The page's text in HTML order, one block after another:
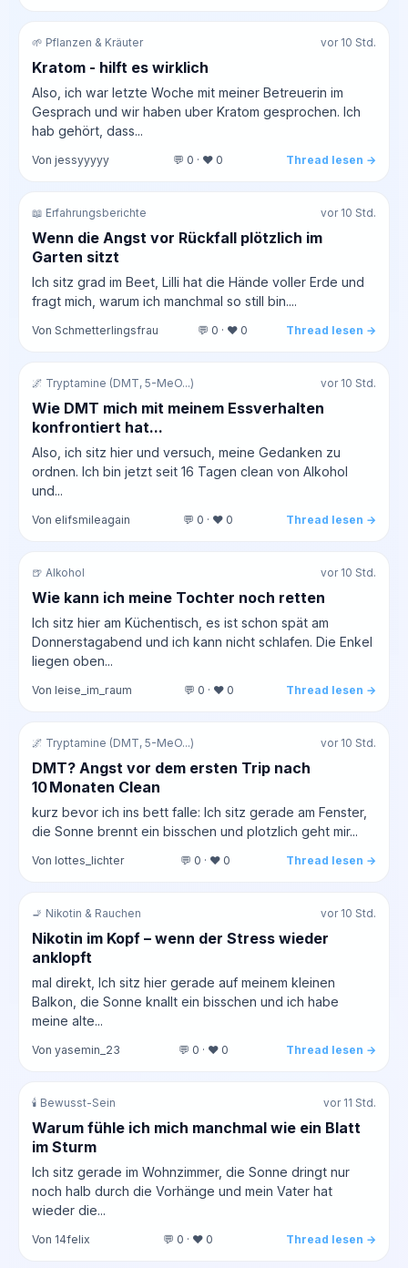
🌱 Pflanzen & Kräuter vor 10 Std.
Kratom - hilft es wirklich
Also, ich war letzte Woche mit meiner Betreuerin im
Gesprach und wir haben uber Kratom gesprochen. Ich
hab gehört, dass...
Von jessyyyyy 💬 0 · ❤️ 0 Thread lesen →
📖 Erfahrungsberichte vor 10 Std.
Wenn die Angst vor Rückfall plötzlich im
Garten sitzt
Ich sitz grad im Beet, Lilli hat die Hände voller Erde und
fragt mich, warum ich manchmal so still bin....
Von Schmetterlingsfrau 💬 0 · ❤️ 0 Thread lesen →
🌌 Tryptamine (DMT, 5-MeO...) vor 10 Std.
Wie DMT mich mit meinem Essverhalten
konfrontiert hat...
Also, ich sitz hier und versuch, meine Gedanken zu
ordnen. Ich bin jetzt seit 16 Tagen clean von Alkohol
und...
Von elifsmileagain 💬 0 · ❤️ 0 Thread lesen →
🍺 Alkohol vor 10 Std.
Wie kann ich meine Tochter noch retten
Ich sitz hier am Küchentisch, es ist schon spät am
Donnerstagabend und ich kann nicht schlafen. Die Enkel
liegen oben...
Von leise_im_raum 💬 0 · ❤️ 0 Thread lesen →
🌌 Tryptamine (DMT, 5-MeO...) vor 10 Std.
DMT? Angst vor dem ersten Trip nach
10 Monaten Clean
kurz bevor ich ins bett falle: Ich sitz gerade am Fenster,
die Sonne brennt ein bisschen und plotzlich geht mir...
Von lottes_lichter 💬 0 · ❤️ 0 Thread lesen →
🚬 Nikotin & Rauchen vor 10 Std.
Nikotin im Kopf – wenn der Stress wieder
anklopft
mal direkt, Ich sitz hier gerade auf meinem kleinen
Balkon, die Sonne knallt ein bisschen und ich habe
meine alte...
Von yasemin_23 💬 0 · ❤️ 0 Thread lesen →
🕯️ Bewusst-Sein vor 11 Std.
Warum fühle ich mich manchmal wie ein Blatt
im Sturm
Ich sitz gerade im Wohnzimmer, die Sonne dringt nur
noch halb durch die Vorhänge und mein Vater hat
wieder die...
Von 14felix 💬 0 · ❤️ 0 Thread lesen →